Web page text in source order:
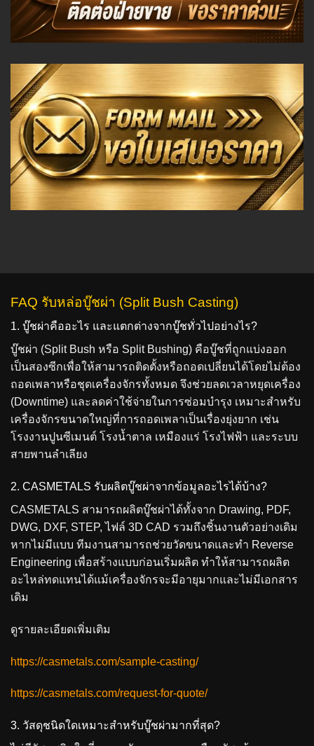
FAQ รับหล่อบู๊ชผ่า (Split Bush Casting)
1. บู๊ชผ่าคืออะไร และแตกต่างจากบู๊ชทั่วไปอย่างไร?
บู๊ชผ่า (Split Bush หรือ Split Bushing) คือบู๊ชที่ถูกแบ่งออก
เป็นสองซีกเพื่อให้สามารถติดตั้งหรือถอดเปลี่ยนได้โดยไม่ต้อง
ถอดเพลาหรือชุดเครื่องจักรทั้งหมด จึงช่วยลดเวลาหยุดเครื่อง
(Downtime) และลดค่าใช้จ่ายในการซ่อมบำรุง เหมาะสำหรับ
เครื่องจักรขนาดใหญ่ที่การถอดเพลาเป็นเรื่องยุ่งยาก เช่น
โรงงานปูนซีเมนต์ โรงน้ำตาล เหมืองแร่ โรงไฟฟ้า และระบบ
สายพานลำเลียง
2. CASMETALS รับผลิตบู๊ชผ่าจากข้อมูลอะไรได้บ้าง?
CASMETALS สามารถผลิตบู๊ชผ่าได้ทั้งจาก Drawing, PDF,
DWG, DXF, STEP, ไฟล์ 3D CAD รวมถึงชิ้นงานตัวอย่างเดิม
หากไม่มีแบบ ทีมงานสามารถช่วยวัดขนาดและทำ Reverse
Engineering เพื่อสร้างแบบก่อนเริ่มผลิต ทำให้สามารถผลิต
อะไหล่ทดแทนได้แม้เครื่องจักรจะมีอายุมากและไม่มีเอกสาร
เดิม
ดูรายละเอียดเพิ่มเติม
https://casmetals.com/sample-casting/
https://casmetals.com/request-for-quote/
3. วัสดุชนิดใดเหมาะสำหรับบู๊ชผ่ามากที่สุด?